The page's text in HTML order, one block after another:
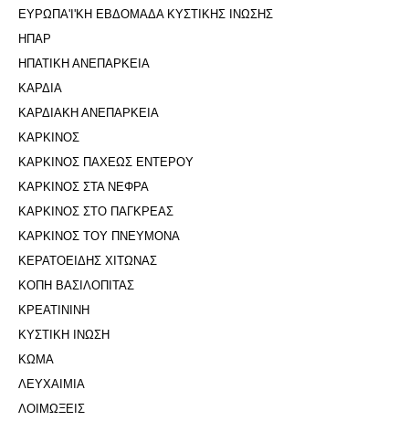
ΕΥΡΩΠΑ'Ι'ΚΗ ΕΒΔΟΜΑΔΑ ΚΥΣΤΙΚΗΣ ΙΝΩΣΗΣ
ΗΠΑΡ
ΗΠΑΤΙΚΗ ΑΝΕΠΑΡΚΕΙΑ
ΚΑΡΔΙΑ
ΚΑΡΔΙΑΚΗ ΑΝΕΠΑΡΚΕΙΑ
ΚΑΡΚΙΝΟΣ
ΚΑΡΚΙΝΟΣ ΠΑΧΕΩΣ ΕΝΤΕΡΟΥ
ΚΑΡΚΙΝΟΣ ΣΤΑ ΝΕΦΡΑ
ΚΑΡΚΙΝΟΣ ΣΤΟ ΠΑΓΚΡΕΑΣ
ΚΑΡΚΙΝΟΣ ΤΟΥ ΠΝΕΥΜΟΝΑ
ΚΕΡΑΤΟΕΙΔΗΣ ΧΙΤΩΝΑΣ
ΚΟΠΗ ΒΑΣΙΛΟΠΙΤΑΣ
ΚΡΕΑΤΙΝΙΝΗ
ΚΥΣΤΙΚΗ ΙΝΩΣΗ
ΚΩΜΑ
ΛΕΥΧΑΙΜΙΑ
ΛΟΙΜΩΞΕΙΣ